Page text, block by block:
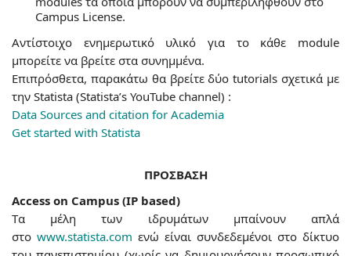
Campus License.
Αντίστοιχο ενημερωτικό υλικό για το κάθε module
μπορείτε να βρείτε στα συνημμένα.
Επιπρόσθετα, παρακάτω θα βρείτε δύο tutorials σχετικά με
την Statista (Statista’s YouTube channel) :
Data Sources and citation for Academia
Get started with Statista
ΠΡΟΣΒΑΣΗ
Access on Campus (IP based)
Tα μέλη των ιδρυμάτων μπαίνουν απλά
στο www.statista.com ενώ είναι συνδεδεμένοι στο δίκτυο